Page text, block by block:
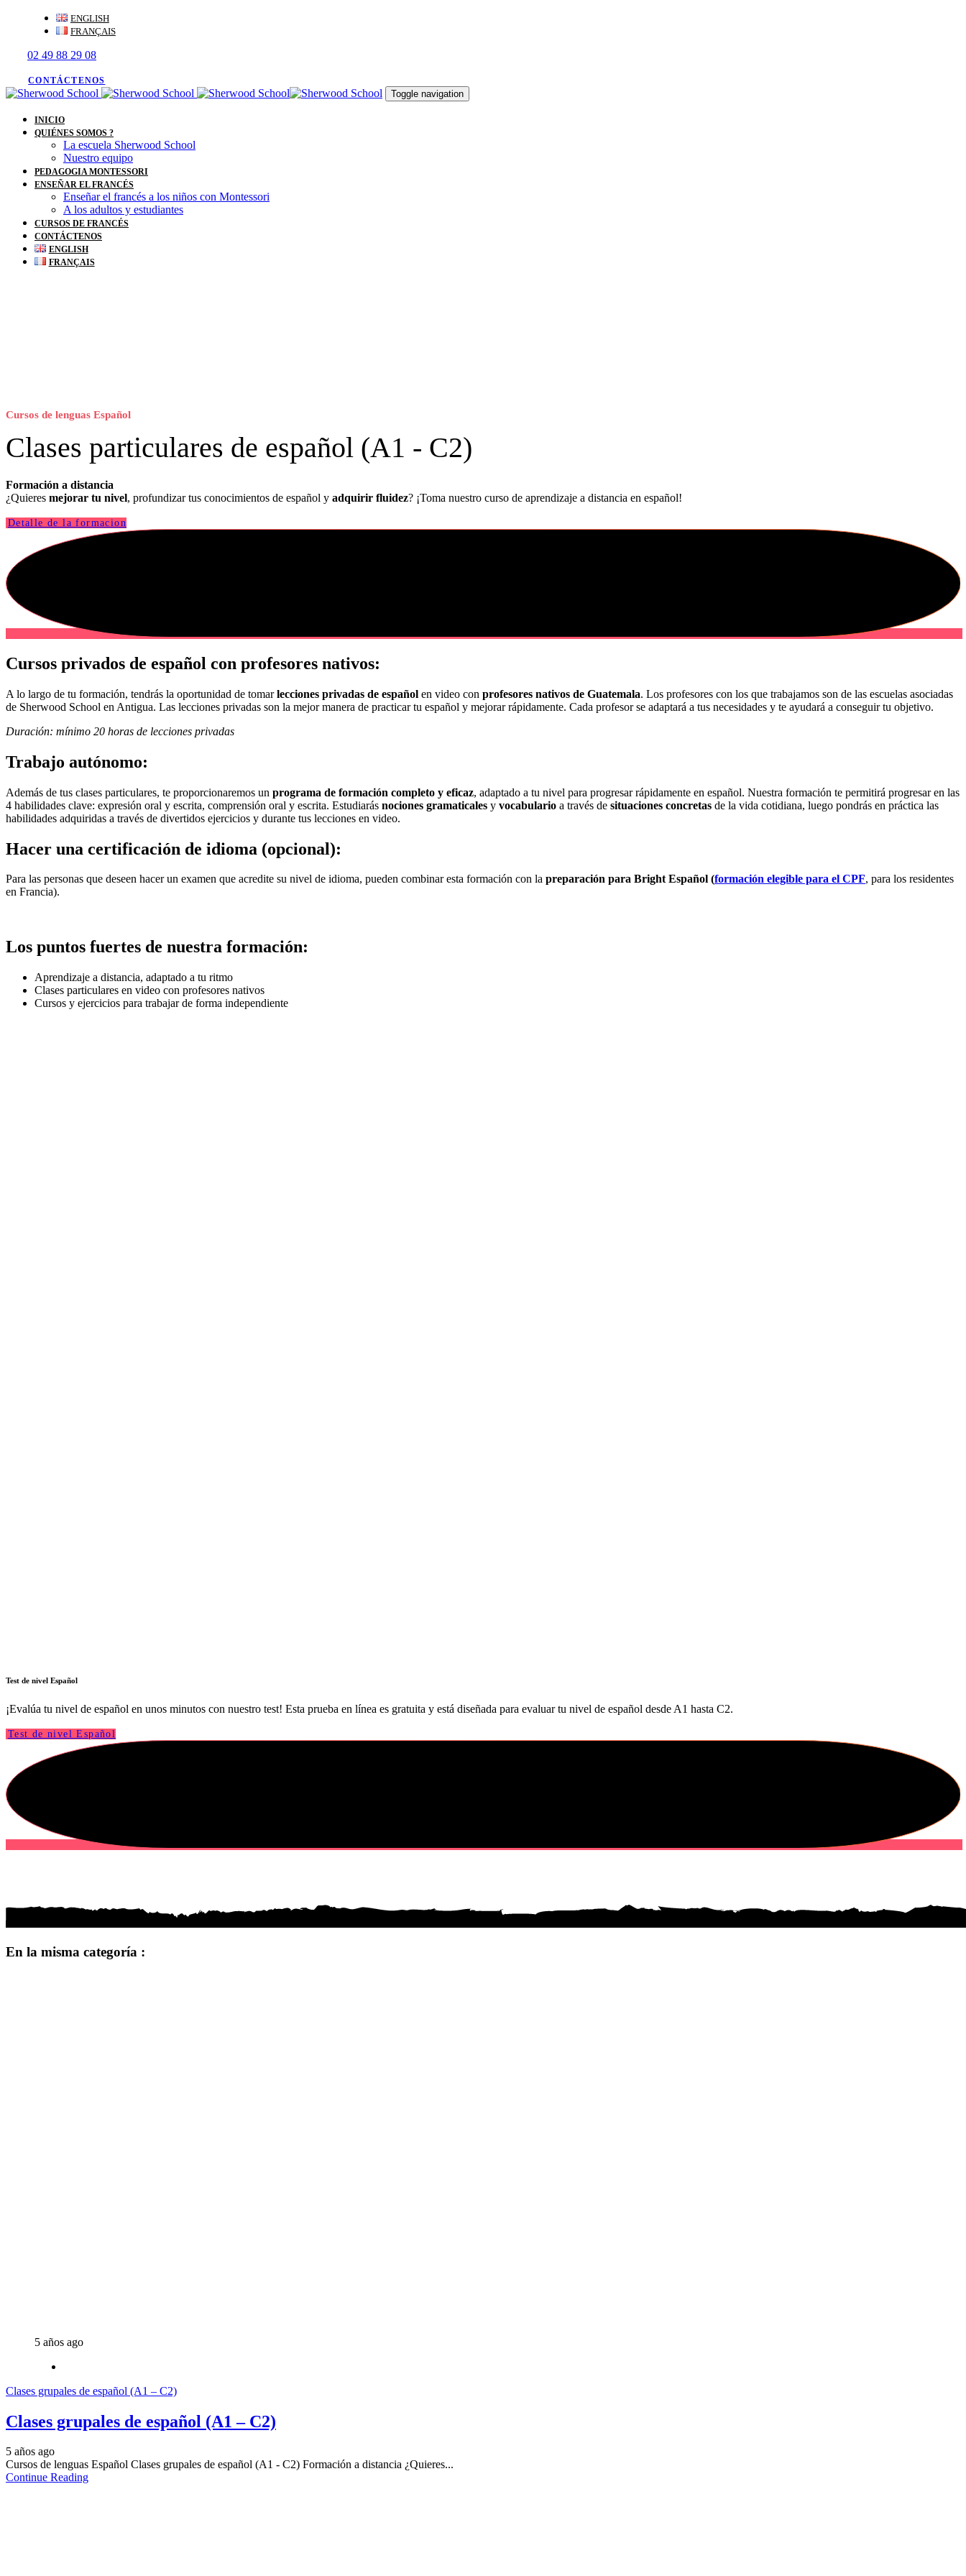
navigation
content
ENGLISH
FRANÇAIS
02 49 88 29 08
CONTÁCTENOS
Toggle navigation
INICIO
QUIÉNES SOMOS ?
La escuela Sherwood School
Nuestro equipo
PEDAGOGIA MONTESSORI
ENSEÑAR EL FRANCÉS
Enseñar el francés a los niños con Montessori
A los adultos y estudiantes
CURSOS DE FRANCÉS
CONTÁCTENOS
ENGLISH
FRANÇAIS
Cursos de lenguas Español
Clases particulares de español (A1 - C2)
Formación a distancia
¿Quieres mejorar tu nivel, profundizar tus conocimientos de español y adquirir fluidez? ¡Toma nuestro curso de aprendizaje a distancia en español!
Detalle de la formacion
Cursos privados de español con profesores nativos:
A lo largo de tu formación, tendrás la oportunidad de tomarlecciones privadas de español en video con profesores nativos de Guatemala. Los profesores con los que trabajamos son de las escuelas asociadas
de Sherwood School en Antigua. Las lecciones privadas son la mejor manera de practicar tu español y mejorar rápidamente. Cada profesor se adaptará a tus necesidades y te ayudará a conseguir tu objetivo.
Duración: mínimo 20 horas de lecciones privadas
Trabajo autónomo:
Además de tus clases particulares, te proporcionaremos un programa de formación completo y eficaz, adaptado a tu nivel para progresar rápidamente en español. Nuestra formación te permitirá progresar en las
4 habilidades clave: expresión oral y escrita, comprensión oral y escrita. Estudiarás nociones gramaticales y vocabulario a través de situaciones concretas de la vida cotidiana, luego pondrás en práctica las
habilidades adquiridas a través de divertidos ejercicios y durante tus lecciones en video.
Hacer una certificación de idioma (opcional):
Para las personas que deseen hacer un examen que acredite su nivel de idioma, pueden combinar esta formación con la preparación para Bright Español (formación elegible para el CPF, para los residentes
en Francia).
Los puntos fuertes de nuestra formación:
Aprendizaje a distancia, adaptado a tu ritmo
Clases particulares en video con profesores nativos
Cursos y ejercicios para trabajar de forma independiente
Test de nivel Español
¡Evalúa tu nivel de español en unos minutos con nuestro test! Esta prueba en línea es gratuita y está diseñada para evaluar tu nivel de español desde A1 hasta C2.
Test de nivel Español
En la misma categoría :
5 años ago
Clases grupales de español (A1 – C2)
Clases grupales de español (A1 – C2)
5 años ago
Cursos de lenguas Español Clases grupales de español (A1 - C2) Formación a distancia ¿Quieres...
Continue Reading